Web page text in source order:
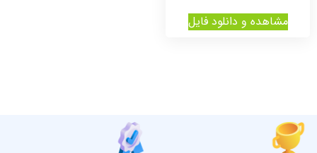
مشاهده و دانلود فایل